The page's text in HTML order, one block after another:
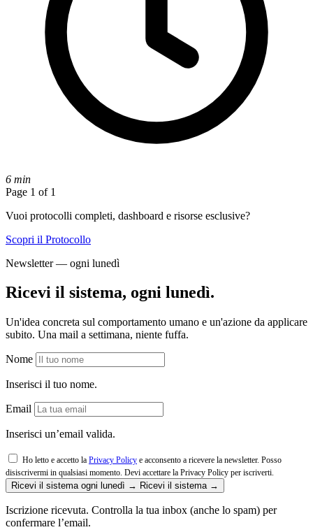
6 min
Page 1 of 1
Vuoi protocolli completi, dashboard e risorse esclusive?
Scopri il Protocollo
Newsletter — ogni lunedì
Ricevi il sistema, ogni lunedì.
Un'idea concreta sul comportamento umano e un'azione da applicare
subito. Una mail a settimana, niente fuffa.
Nome
Inserisci il tuo nome.
Email
Inserisci un’email valida.
Ho letto e accetto la Privacy Policy e acconsento a ricevere la newsletter. Posso
disiscrivermi in qualsiasi momento.
Devi accettare la Privacy Policy per iscriverti.
Ricevi il sistema ogni lunedì → Ricevi il sistema →
Iscrizione ricevuta. Controlla la tua inbox (anche lo spam) per
confermare l’email.